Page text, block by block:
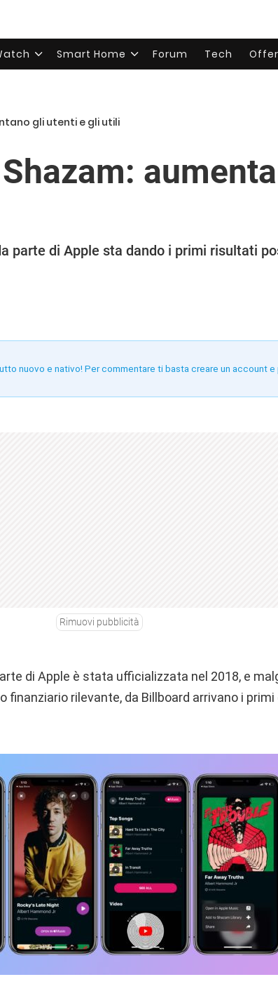
Smart Home Forum Tech
gli utenti e gli utili
parte di Apple sta dando i primi risultati
nuovo e nativo! Per commentare ti basta creare un account
Rimuovi pubblicità
di Apple è stata ufficializzata nel 2018, e
finanziario rilevante, da Billboard arrivano i